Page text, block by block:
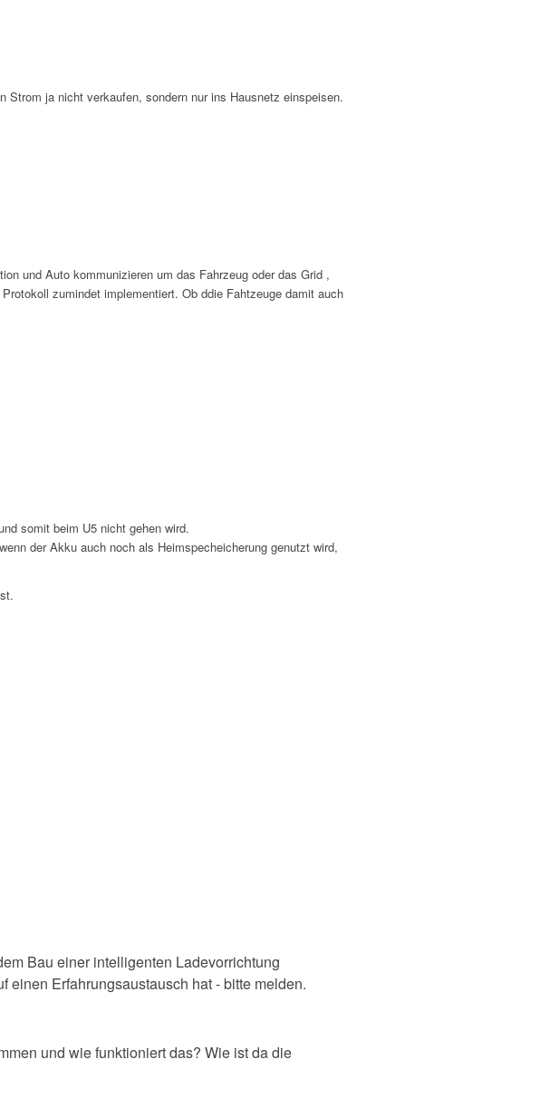
ja nicht verkaufen, sondern nur ins Hausnetz einspeisen.
und Auto kommunizieren um das Fahrzeug oder das Grid ,
zumindet implementiert. Ob ddie Fahtzeuge damit auch
somit beim U5 nicht gehen wird.
der Akku auch noch als Heimspecheicherung genutzt wird,
Bau einer intelligenten Ladevorrichtung
einen Erfahrungsaustausch hat - bitte melden.
und wie funktioniert das? Wie ist da die